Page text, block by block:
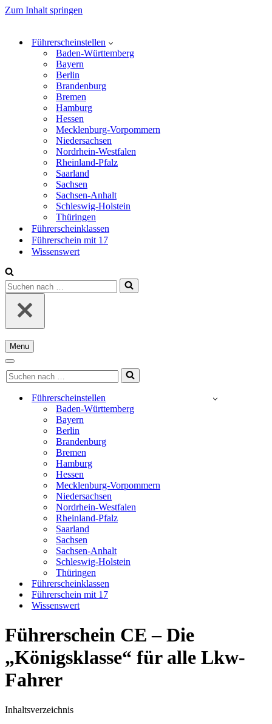
Zum Inhalt springen
Führerscheinstellen
Baden-Württemberg
Bayern
Berlin
Brandenburg
Bremen
Hamburg
Hessen
Mecklenburg-Vorpommern
Niedersachsen
Nordrhein-Westfalen
Rheinland-Pfalz
Saarland
Sachsen
Sachsen-Anhalt
Schleswig-Holstein
Thüringen
Führerscheinklassen
Führerschein mit 17
Wissenswert
Suchen
nach …
Menu
Navigationsmenü
Navigationsmenü
Suchen
nach …
Führerscheinstellen
Baden-Württemberg
Bayern
Berlin
Brandenburg
Bremen
Hamburg
Hessen
Mecklenburg-Vorpommern
Niedersachsen
Nordrhein-Westfalen
Rheinland-Pfalz
Saarland
Sachsen
Sachsen-Anhalt
Schleswig-Holstein
Thüringen
Führerscheinklassen
Führerschein mit 17
Wissenswert
Führerschein CE – Die
„Königsklasse“ für alle Lkw-
Fahrer
Inhaltsverzeichnis